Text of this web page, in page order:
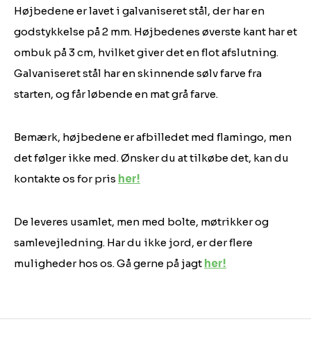
Højbedene er lavet i galvaniseret stål, der har en
godstykkelse på 2 mm. Højbedenes øverste kant har et
ombuk på 3 cm, hvilket giver det en flot afslutning.
Galvaniseret stål har en skinnende sølv farve fra
starten, og får løbende en mat grå farve.
Bemærk, højbedene er afbilledet med flamingo, men
det følger ikke med. Ønsker du at tilkøbe det, kan du
kontakte os for pris her!
De leveres usamlet, men med bolte, møtrikker og
samlevejledning. Har du ikke jord, er der flere
muligheder hos os. Gå gerne på jagt her!